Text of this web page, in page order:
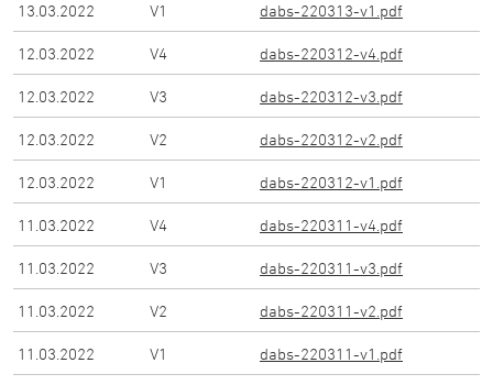
13.03.2022 V1 dabs-220313-v1.pdf
12.03.2022 V4 dabs-220312-v4.pdf
12.03.2022 V3 dabs-220312-v3.pdf
12.03.2022 V2 dabs-220312-v2.pdf
12.03.2022 V1 dabs-220312-v1.pdf
11.03.2022 V4 dabs-220311-v4.pdf
11.03.2022 V3 dabs-220311-v3.pdf
11.03.2022 V2 dabs-220311-v2.pdf
11.03.2022 V1 dabs-220311-v1.pdf